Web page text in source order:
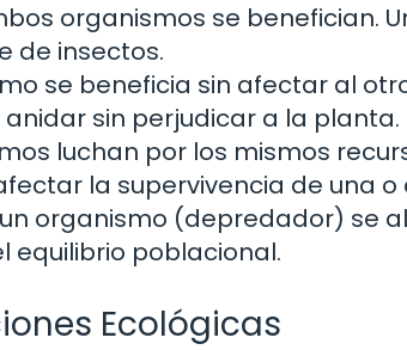
organismos se benefician.
de insectos.
se beneficia sin afectar al
sin perjudicar a la planta.
luchan por los mismos
la supervivencia de una
organismo (depredador) se
equilibrio poblacional.
Ecológicas